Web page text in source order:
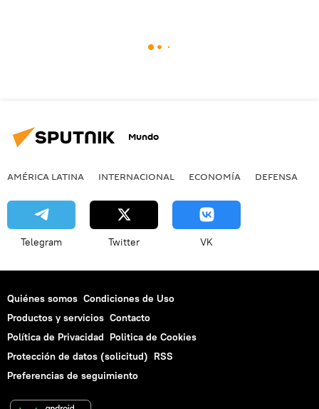
Mundo
AMÉRICA LATINA INTERNACIONAL ECONOMÍA DEFENSA
Telegram Twitter VK
Quiénes somos Condiciones de Uso
Productos y servicios Contacto
Política de Privacidad Politica de Cookies
Protección de datos (solicitud) RSS
Preferencias de seguimiento